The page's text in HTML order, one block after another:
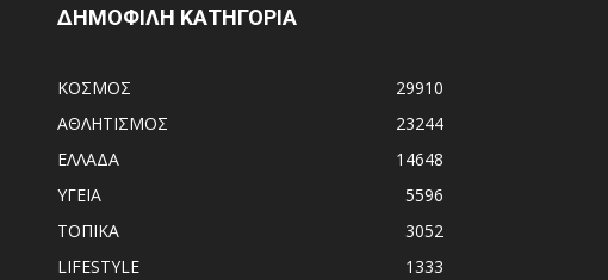
ΔΗΜΟΦΙΛΗ ΚΑΤΗΓΟΡΙΑ
ΚΟΣΜΟΣ
29910
ΑΘΛΗΤΙΣΜΟΣ
23244
ΕΛΛΑΔΑ
14648
ΥΓΕΙΑ
5596
ΤΟΠΙΚΑ
3052
LIFESTYLE
1333